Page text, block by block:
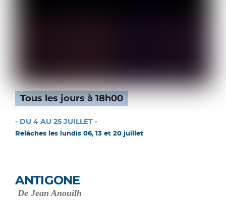
Tous les jours à 18h00
- DU 4 AU 25 JUILLET -
Relâches les lundis 06, 13 et 20 juillet
ANTIGONE
De Jean Anouilh